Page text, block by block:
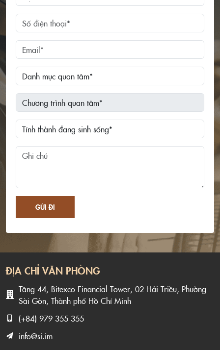
GỬI ĐI
ĐỊA CHỈ VĂN PHÒNG
Tầng 44, Bitexco Financial Tower, 02 Hải Triều, Phường
Sài Gòn, Thành phố Hồ Chí Minh
(+84) 979 355 355
info@si.im